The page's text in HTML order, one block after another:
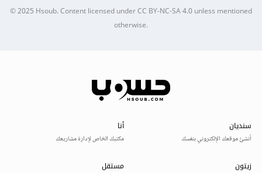
© 2025Hsoub.Content licensed underCC BY-NC-SA 4.0unless mentioned
otherwise.